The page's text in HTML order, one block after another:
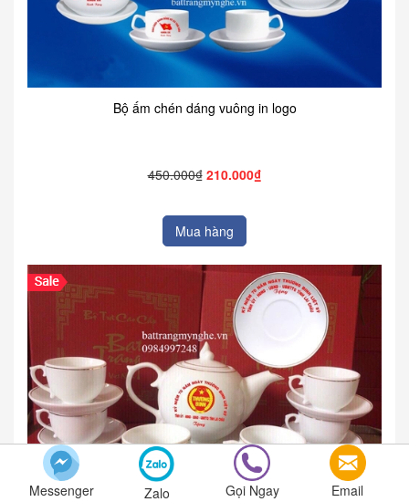
Bộ ấm chén dáng vuông in logo
450.000₫ 210.000₫
Mua hàng
Messenger Zalo Gọi Ngay Email